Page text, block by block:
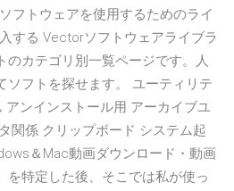
フトウェアを使用するためのライ
する Vectorソフトウェアライブラ
のカテゴリ別一覧ページです。人
ソフトを探せます。 ユーティリテ
アンインストール用 アーカイブユ
関係 クリップボード システム起
＆Mac動画ダウンロード・動画
を特定した後、そこでは私が使っ